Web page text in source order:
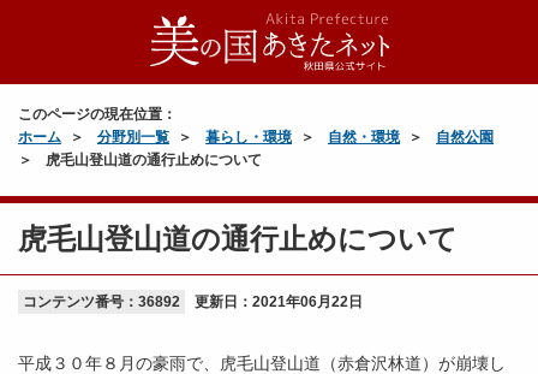
このページの現在位置：
ホーム
分野別一覧 暮らし・環境 自然・環境
自然公園
虎毛山登山道の通行止めについて
虎毛山登山道の通行止めについて
コンテンツ番号：36892 更新日： 2021年06月22日
平成３０年８月の豪雨で、虎毛山登山道（赤倉沢林道）が崩壊し